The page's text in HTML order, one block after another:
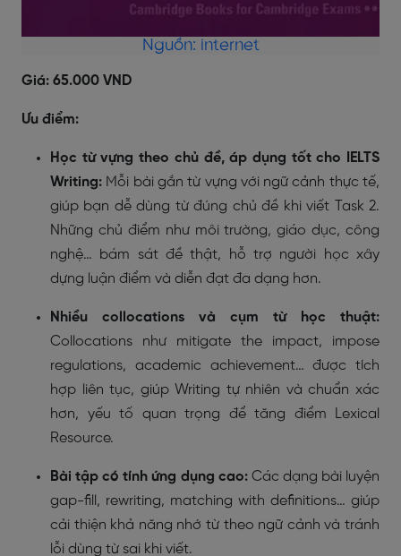
Nguồn: internet
Giá: 65.000 VND
Ưu điểm:
Học từ vựng theo chủ đề, áp dụng tốt cho IELTS
Writing: Mỗi bài gắn từ vựng với ngữ cảnh thực tế,
giúp bạn dễ dùng từ đúng chủ đề khi viết Task 2.
Những chủ điểm như môi trường, giáo dục, công
nghệ… bám sát đề thật, hỗ trợ người học xây
dựng luận điểm và diễn đạt đa dạng hơn.
Nhiều collocations và cụm từ học thuật:
Collocations như mitigate the impact, impose
regulations, academic achievement… được tích
hợp liên tục, giúp Writing tự nhiên và chuẩn xác
hơn, yếu tố quan trọng để tăng điểm Lexical
Resource.
Bài tập có tính ứng dụng cao:Các dạng bài luyện
gap-fill, rewriting, matching with definitions… giúp
cải thiện khả năng nhớ từ theo ngữ cảnh và tránh
lỗi dùng từ sai khi viết.